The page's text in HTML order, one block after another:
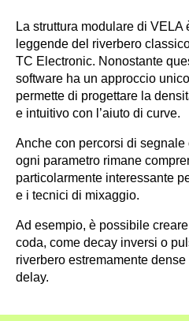
La struttura modulare di
leggende del riverbero
TC Electronic. Nonostante
software ha un approccio
permette di progettare la
e intuitivo con l’aiuto di curve.
Anche con percorsi di
ogni parametro rimane
particolarmente interessante
e i tecnici di mixaggio.
Ad esempio, è possibile
coda, come decay inversi o
riverbero estremamente
delay.